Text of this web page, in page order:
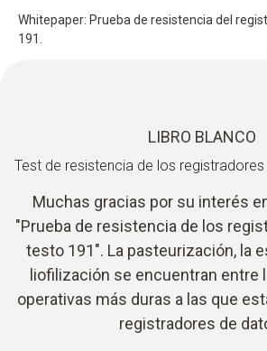
Whitepaper: Prueba de resistencia del
191.
LIBRO BLANCO
Test de resistencia de los
Muchas gracias por su interés
"Prueba de resistencia de los
testo 191". La pasteurización, la
liofilización se encuentran entre
operativas más duras a las que
registradores de